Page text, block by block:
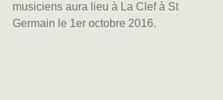
musiciens aura lieu à La Clef à St
Germain le 1er octobre 2016.